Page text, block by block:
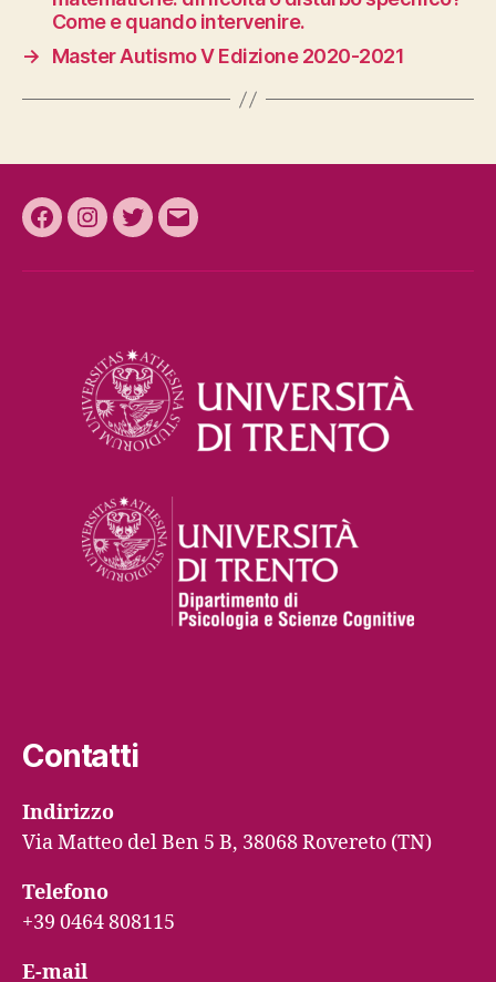
Come e quando intervenire.
→
Master Autismo V Edizione 2020-2021
FacebookInstagram
TwitterEmail
Contatti
Indirizzo
Via Matteo del Ben 5 B, 38068 Rovereto (TN)
Telefono
+39 0464 808115
E-mail